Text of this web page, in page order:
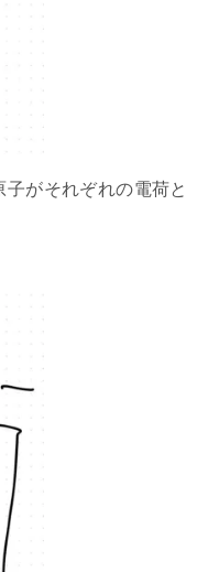
がそれぞれの電荷と